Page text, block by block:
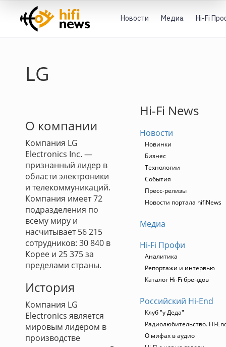
Новости Медиа Hi-Fi
LG
О компании
Компания LG
Electronics Inc. —
признанный лидер в
области электроники
и телекоммуникаций.
Компания имеет 72
подразделения по
всему миру и
насчитывает 56 215
сотрудников: 30 840 в
Корее и 25 375 за
пределами страны.
История
Компания LG
Electronics является
мировым лидером в
производстве
Hi-Fi News
Новости
Новинки
Бизнес
Технологии
События
Пресс-релизы
Новости портала hifiNews
Медиа
Hi-Fi Профи
Аналитика
Репортажи и интервью
Каталог Hi-Fi брендов
Российский Hi-End
Клуб "у Деда"
Радиолюбительство. Hi-
О мифах в аудио